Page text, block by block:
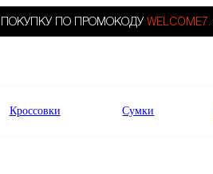
ПО ПРОМОКОДУ WELCOME7.
Кроссовки Сумки